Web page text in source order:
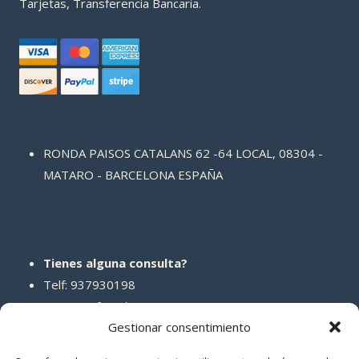
Gestionar consentimiento
Tarjetas, Transferencia Bancaria.
RONDA PAISOS CATALANS 62 -64 LOCAL, 08304 -
MATARO - BARCELONA ESPAÑA
Tienes alguna consulta?
Telf: 937930198
Correo: info@abcreparaciones.com